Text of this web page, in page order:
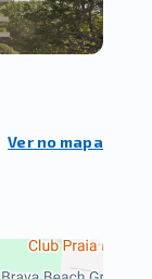
Ver no mapa